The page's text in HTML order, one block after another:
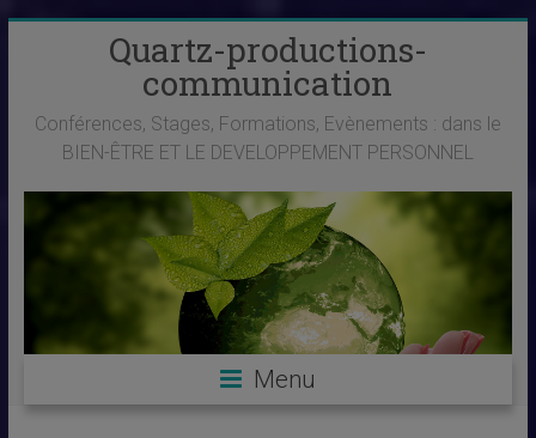
Quartz-productions-
communication
Conférences, Stages, Formations, Evènements : dans le
BIEN-ÊTRE ET LE DEVELOPPEMENT PERSONNEL
Menu